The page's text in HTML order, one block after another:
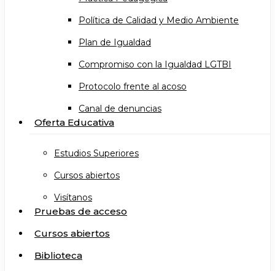
Política de Calidad y Medio Ambiente
Plan de Igualdad
Compromiso con la Igualdad LGTBI
Protocolo frente al acoso
Canal de denuncias
Oferta Educativa
Estudios Superiores
Cursos abiertos
Visítanos
Pruebas de acceso
Cursos abiertos
Biblioteca